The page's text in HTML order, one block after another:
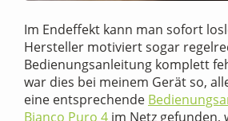
Im Endeffekt kann man sofort
Hersteller motiviert sogar
Bedienungsanleitung komplett
war dies bei meinem Gerät so,
eine entsprechende
Bianco Puro 4 im Netz gefunden,